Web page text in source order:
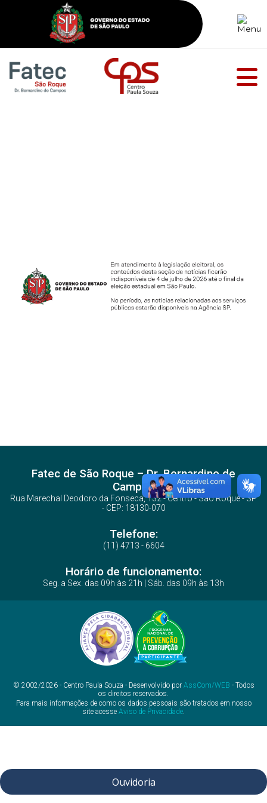
Fatec de São Roque – Dr. Bernardino de
Campos
Rua Marechal Deodoro da Fonseca, 132 - Centro - São Roque - SP
- CEP: 18130-070
Telefone:
(11) 4713 - 6604
Horário de funcionamento:
Seg. a Sex. das 09h às 21h | Sáb. das 09h às 13h
© 2002/2026 - Centro Paula Souza - Desenvolvido por AssCom/WEB - Todos
os direitos reservados.
Para mais informações de como os dados pessoais são tratados em nosso
site acesse Aviso de Privacidade
Ouvidoria